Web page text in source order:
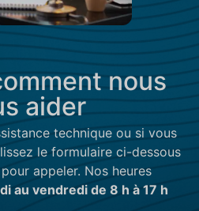
nous
aider
technique ou si vous
le formulaire ci-dessous
appeler. Nos heures
au vendredi de 8 h à 17 h